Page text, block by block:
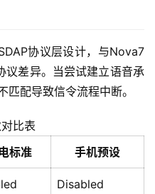
协议层设计，与Nova7
差异。当尝试建立语音承
匹配导致信令流程中断。
比表
标准 手机预设
Disabled